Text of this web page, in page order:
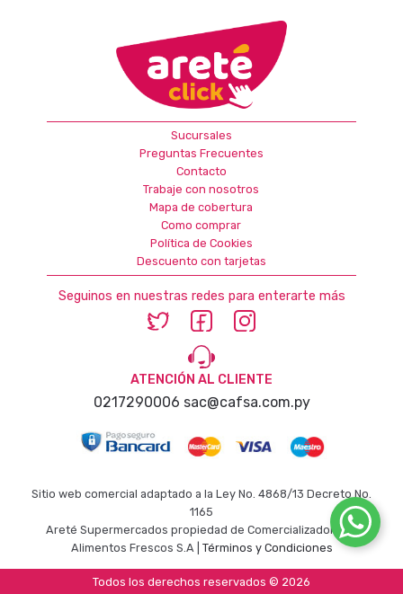
Sucursales
Preguntas Frecuentes
Contacto
Trabaje con nosotros
Mapa de cobertura
Como comprar
Política de Cookies
Descuento con tarjetas
Seguinos en nuestras redes para enterarte más
ATENCIÓN AL CLIENTE
0217290006 sac@cafsa.com.py
Sitio web comercial adaptado a la Ley No. 4868/13 Decreto No.
1165
Areté Supermercados propiedad de Comercializadora de
Alimentos Frescos S.A | Términos y Condiciones
Todos los derechos reservados © 2026